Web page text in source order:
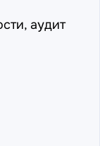
аудит